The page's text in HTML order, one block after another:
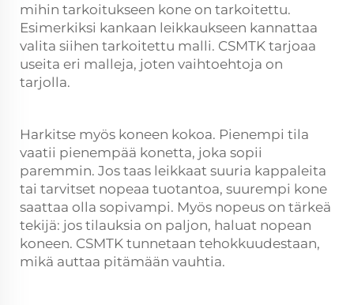
mihin tarkoitukseen kone on tarkoitettu.
Esimerkiksi kankaan leikkaukseen kannattaa
valita siihen tarkoitettu malli. CSMTK tarjoaa
useita eri malleja, joten vaihtoehtoja on
tarjolla.
Harkitse myös koneen kokoa. Pienempi tila
vaatii pienempää konetta, joka sopii
paremmin. Jos taas leikkaat suuria kappaleita
tai tarvitset nopeaa tuotantoa, suurempi kone
saattaa olla sopivampi. Myös nopeus on tärkeä
tekijä: jos tilauksia on paljon, haluat nopean
koneen. CSMTK tunnetaan tehokkuudestaan,
mikä auttaa pitämään vauhtia.